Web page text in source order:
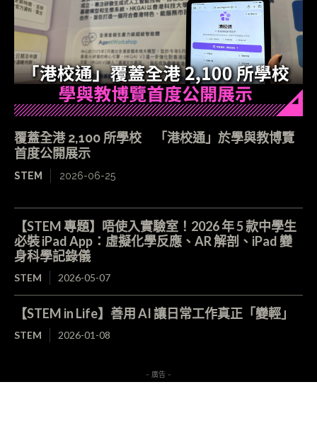
覆蓋全港 2,100 所學校 「港校通」於學與教博覽
首度公開展示
STEM 2026-06-25
【STEM 專題】唔使入實驗室！2026 年 5 款中學生
必裝 iPad App：虛擬化學反應、AR 解剖、iPad 變
身科學記錄儀
STEM 2026-05-07
【STEM in Life】善用 AI 讓日常工作真正「變輕」
STEM 2026-01-08
- 廣告 -